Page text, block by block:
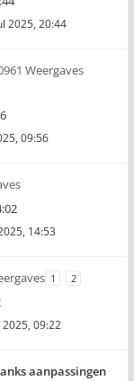
2025, 20:44
Weergaves
09:56
14:53
1 2
09:22
aanpassingen